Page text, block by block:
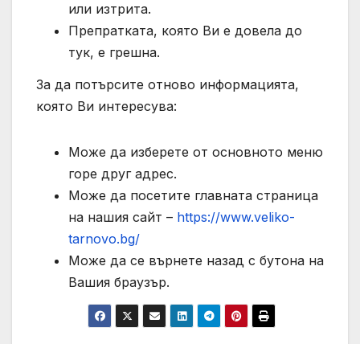
или изтрита.
Препратката, която Ви е довела до
тук, е грешна.
За да потърсите отново информацията,
която Ви интересува:
Може да изберете от основното меню
горе друг адрес.
Може да посетите главната страница
на нашия сайт – https://www.veliko-
tarnovo.bg/
Може да се върнете назад с бутона на
Вашия браузър.